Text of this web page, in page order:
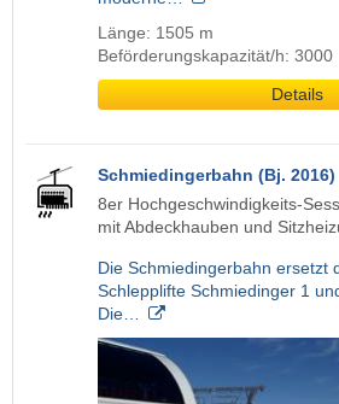
Länge: 1505 m
Beförderungskapazität/h: 3000
Details
Schmiedingerbahn (Bj. 2016)
8er Hochgeschwindigkeits-
mit Abdeckhauben und
Die Schmiedingerbahn ersetzt
Schlepplifte Schmiedinger 1
Die…